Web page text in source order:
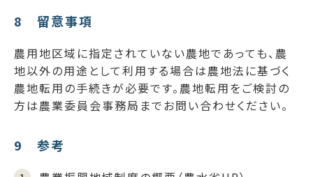
8 留意事項
農用地区域に指定されていない農地であっても、農
地以外の用途として利用する場合は農地法に基づく
農地転用の手続きが必要です。農地転用をご検討の
方は農業委員会事務局までお問い合わせください。
9 参考